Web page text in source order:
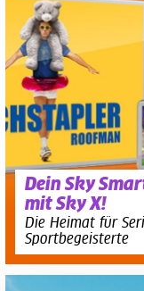
Dein Sky
mit Sky X!
Die Heimat für
Sportbegeisterte